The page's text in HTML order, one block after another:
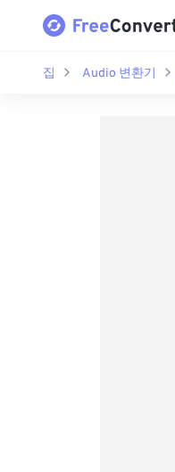
집 Audio 변환기